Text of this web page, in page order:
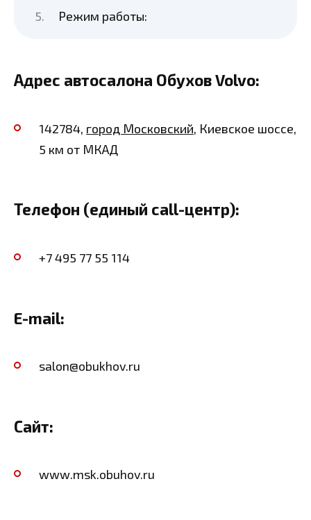
Режим работы:
Адрес автосалона Обухов Volvo:
142784, город Московский, Киевское шоссе,
5 км от МКАД
Телефон (единый call-центр):
+7 495 77 55 114
E-mail:
salon@obukhov.ru
Сайт:
www.msk.obuhov.ru